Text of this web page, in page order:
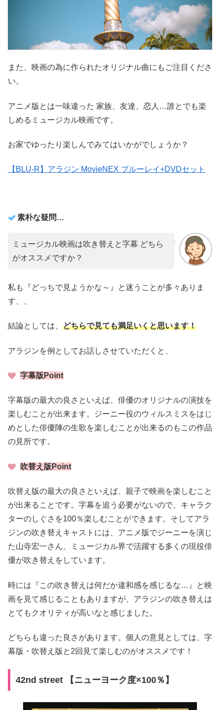
また、映画の為に作られたオリジナル曲にもご注目くださ
い。
アニメ版とは一味違った 家族、友達、恋人…誰とでも楽
しめるミュージカル映画です。
お家でゆったり楽しんでみてはいかがでしょうか？
【BLU-R】アラジン MovieNEX ブルーレイ+DVDセット
素朴な疑問…
ミュージカル映画は吹き替えと字幕 どちら
がオススメですか？
私も『どっちで見ようかな～』と迷うことが多々ありま
す、、
結論としては、 どちらで見ても満足いくと思います！
アラジンを例としてお話しさせていただくと、
字幕版Point
字幕版の最大の良さといえば、俳優のオリジナルの演技を
楽しむことが出来ます。ジーニー役のウィルスミスをはじ
めとした俳優陣の生歌を楽しむことが出来るのもこの作品
の見所です。
吹替え版Point
吹替え版の最大の良さといえば、親子で映画を楽しむこと
が出来ることです。字幕を追う必要がないので、キャラク
ターのしぐさを100％楽しむことができます。そしてアラ
ジンの吹き替えキャストには、アニメ版でジーニーを演じ
た山寺宏一さん、ミュージカル界で活躍する多くの現役俳
優が吹き替えをしています。
時には『この吹き替えは何だか違和感を感じるな…』と映
画を見て感じることもありますが、アラジンの吹き替えは
とてもクオリティが高いなと感じました。
どちらも違った良さがあります。個人の意見としては、字
幕版・吹替え版と2回見て楽しむのがオススメです！
42nd street 【ニューヨーク度×100％】